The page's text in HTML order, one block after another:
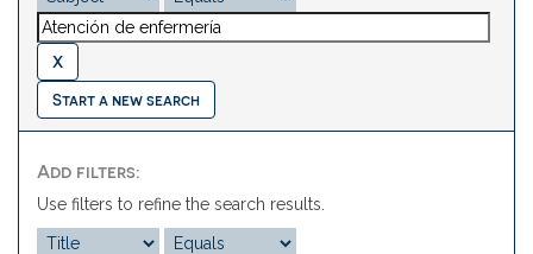
Start a new search
Add filters:
Use filters to refine the search results.